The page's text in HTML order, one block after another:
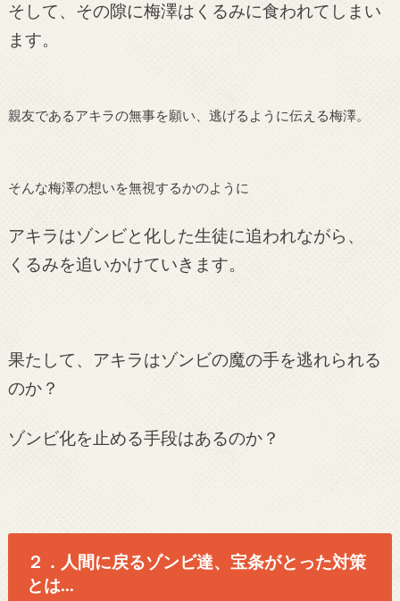
そして、その隙に梅澤はくるみに食われてしまい
ます。
親友であるアキラの無事を願い、逃げるように伝える梅澤。
そんな梅澤の想いを無視するかのように
アキラはゾンビと化した生徒に追われながら、
くるみを追いかけていきます。
果たして、アキラはゾンビの魔の手を逃れられる
のか？
ゾンビ化を止める手段はあるのか？
２．人間に戻るゾンビ達、宝条がとった対策
とは…